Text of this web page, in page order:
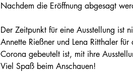
Nachdem die Eröffnung abgesagt
Der Zeitpunkt für eine Ausstellung ist
Annette Rießner und Lena Ritthaler
Corona gebeutelt ist, mit ihre
Viel Spaß beim Anschauen!